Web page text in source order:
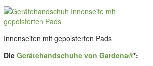
Innenseiten mit gepolsterten Pads
Die Gerätehandschuhe von Gardena®*: